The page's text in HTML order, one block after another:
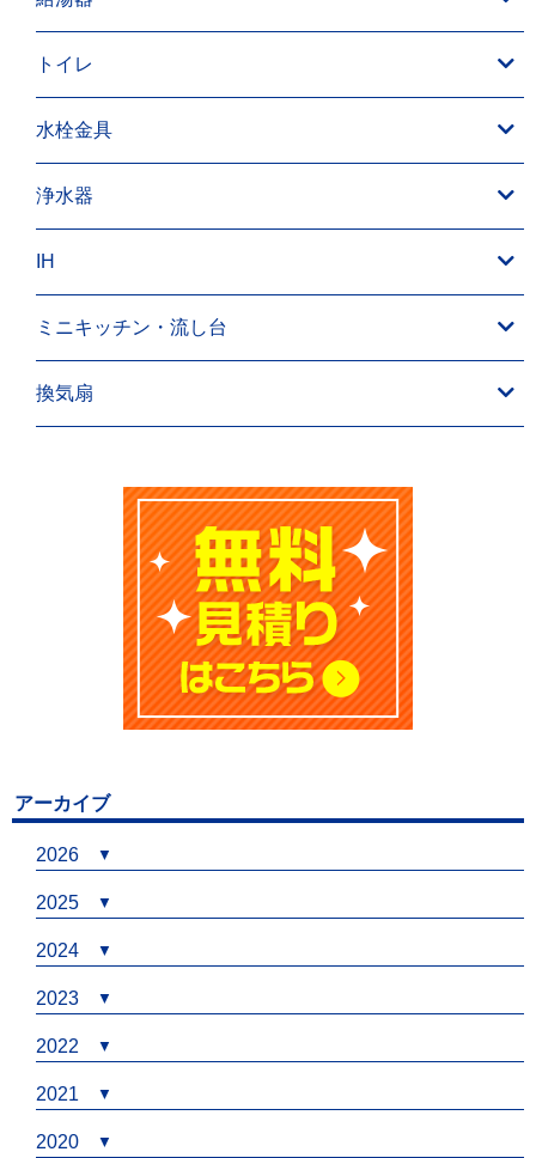
トイレ
水栓金具
浄水器
IH
ミニキッチン・流し台
換気扇
アーカイブ
2026
2025
2024
2023
2022
2021
2020